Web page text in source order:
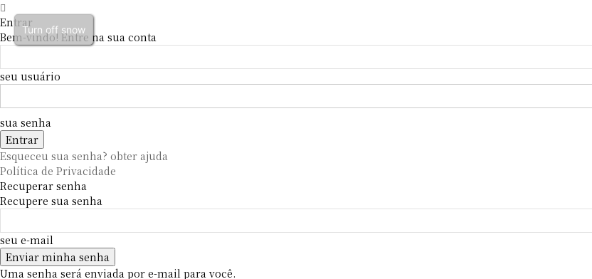
Entrar
Bem-vindo! Entre na sua conta
seu usuário
sua senha
Esqueceu sua senha? obter ajuda
Política de Privacidade
Recuperar senha
Recupere sua senha
seu e-mail
Uma senha será enviada por e-mail para você.
Turn off snow